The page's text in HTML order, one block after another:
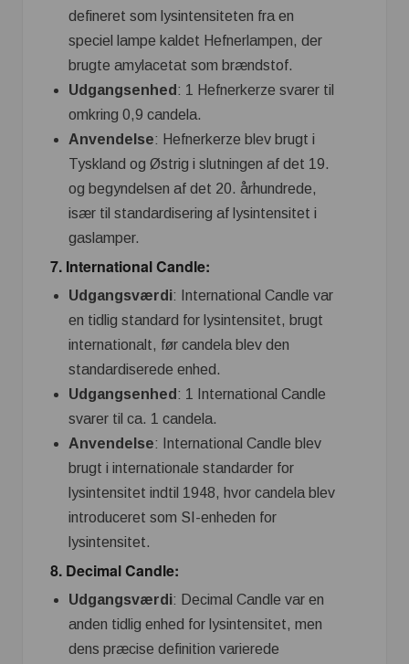
defineret som lysintensiteten fra en
speciel lampe kaldet Hefnerlampen, der
brugte amylacetat som brændstof.
Udgangsenhed : 1 Hefnerkerze svarer til
omkring 0,9 candela.
Anvendelse: Hefnerkerze blev brugt i
Tyskland og Østrig i slutningen af det 19.
og begyndelsen af det 20. århundrede,
især til standardisering af lysintensitet i
gaslamper.
7. International Candle:
Udgangsværdi: International Candle var
en tidlig standard for lysintensitet, brugt
internationalt, før candela blev den
standardiserede enhed.
Udgangsenhed : 1 International Candle
svarer til ca. 1 candela.
Anvendelse: International Candle blev
brugt i internationale standarder for
lysintensitet indtil 1948, hvor candela blev
introduceret som SI-enheden for
lysintensitet.
8. Decimal Candle:
Udgangsværdi: Decimal Candle var en
anden tidlig enhed for lysintensitet, men
dens præcise definition varierede